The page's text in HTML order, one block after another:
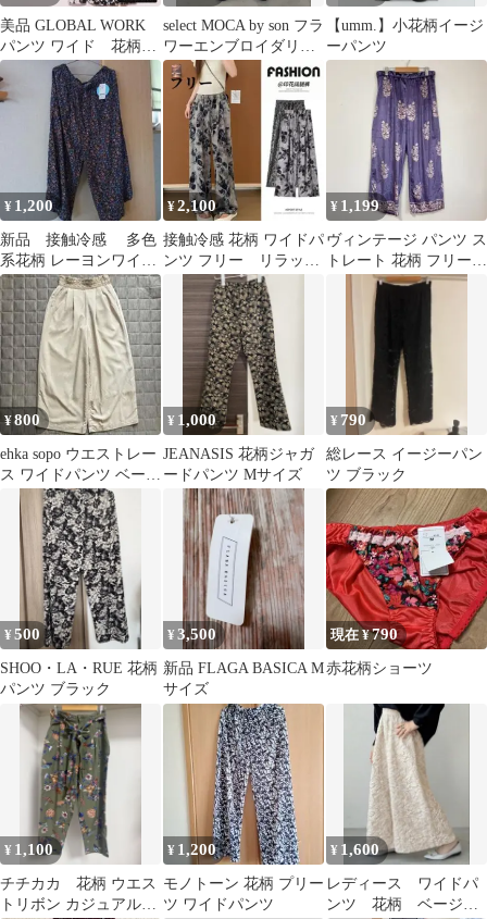
美品 GLOBAL WORK
パンツ ワイド 花柄
ウエストゴム ウエス
トリボン
select MOCA by son フラ
ワーエンブロイダリー
シアーワイドパンツ
【umm.】小花柄イージ
ーパンツ
¥ 1,200
新品 接触冷感 多色
系花柄 レーヨンワイド
パンツ LL
¥2,100
接触冷感 花柄 ワイドパ
ンツ フリー リラック
ス ウエストゴム ゆっ
たり 美脚
¥ 1,199
ヴィンテージ パンツ ス
トレート 花柄 フリー
紫 ベロア調 お出かけ
¥800
ehka sopo ウエストレー
ス ワイドパンツ ベージ
¥ 1,000
JEANASIS 花柄ジャガ
ードパンツ Mサイズ
¥ 790
総レース イージーパン
ツ ブラック
¥500
SHOO・LA・RUE 花柄
パンツ ブラック
¥3,500
新品 FLAGA BASICA M
サイズ
現在 ¥790
赤花柄ショーツ
¥ 1,100
チチカカ 花柄 ウエス
トリボン カジュアルパ
¥ 1,200
モノトーン 花柄 プリー
ツ ワイドパンツ
¥ 1,600
レディース ワイドパ
ンツ 花柄 ベージ